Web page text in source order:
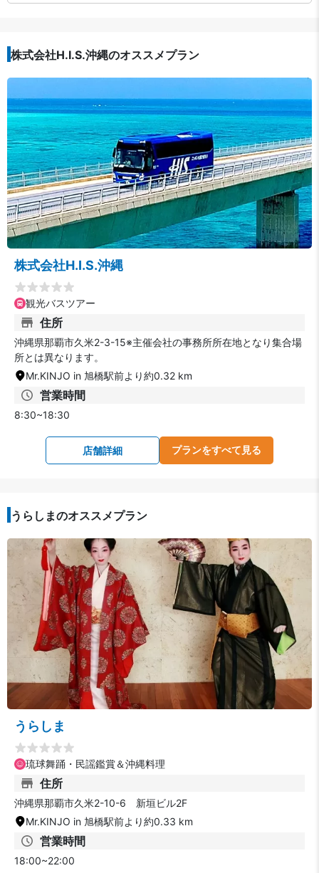
株式会社H.I.S.沖縄のオススメプラン
株式会社H.I.S.沖縄
観光バスツアー
住所
沖縄県那覇市久米2-3-15※主催会社の事務所所在地となり集合場
所とは異なります。
Mr.KINJO in 旭橋駅前より約0.32 km
営業時間
8:30~18:30
店舗詳細 プランをすべて見る
うらしまのオススメプラン
うらしま
琉球舞踊・民謡鑑賞＆沖縄料理
住所
沖縄県那覇市久米2-10-6 新垣ビル2F
Mr.KINJO in 旭橋駅前より約0.33 km
営業時間
18:00~22:00